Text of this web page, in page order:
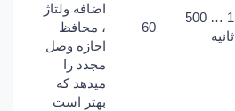
1 … 500
ثانیه
60
اضافه ولتاژ
، محافظ
اجازه وصل
مجدد را
میدهد که
بهتر است